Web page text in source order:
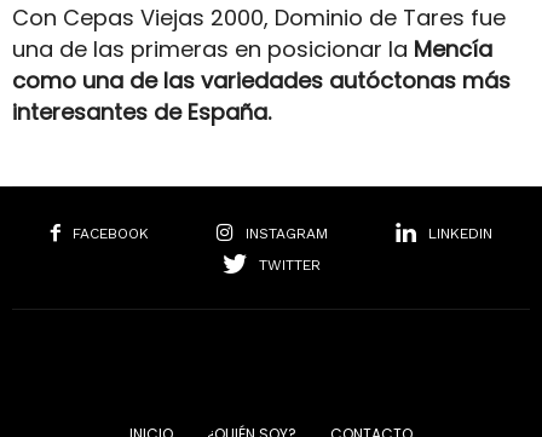
Con Cepas Viejas 2000, Dominio de Tares fue
una de las primeras en posicionar la Mencía
como una de las variedades autóctonas más
interesantes de España.
FACEBOOK INSTAGRAM
LINKEDIN
TWITTER